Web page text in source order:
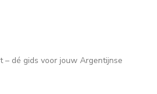
– dé gids voor jouw Argentijnse